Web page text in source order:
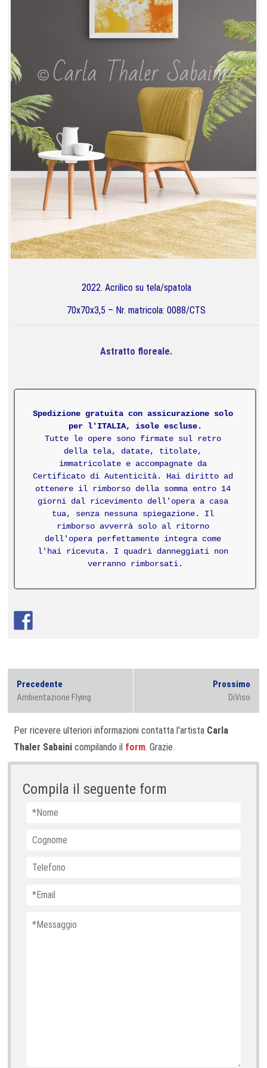
2022. Acrilico su tela/spatola
70x70x3,5 – Nr. matricola: 0088/CTS
Astratto floreale.
Spedizione gratuita con assicurazione solo
Tutte le opere sono firmate sul retro
immatricolate e accompagnate da
Certificato di Autenticità.
Hai diritto ad
ottenere il rimborso della somma entro 14
giorni dal ricevimento dell’opera a casa
tua, senza nessuna spiegazione. Il
rimborso avverrà solo al ritorno
dell'opera perfettamente integra come
l'hai ricevuta. I quadri danneggiati non
verranno rimborsati.
Navigazione
articoli
Precedente
post:
Ambientazione Flying
ProssimoNext
DiViso
Per ricevere ulteriori informazioni contatta l'artista Carla
Thaler Sabaini compilando il form. Grazie.
Compila il seguente form